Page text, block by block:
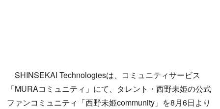
SHINSEKAI Technologiesは、コミュニティサービス
「MURAコミュニティ」にて、タレント・西野未姫の公式
ファンコミュニティ「西野未姫community」を8月6日より